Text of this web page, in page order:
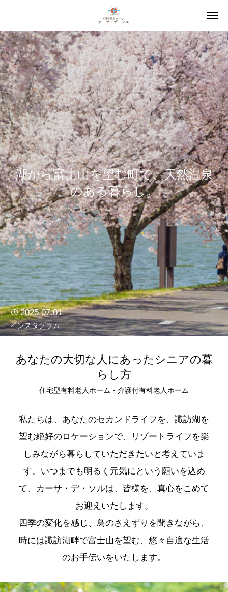
湖から富士山を望む町で、天然温泉
のある暮らし。
2025.07.01
インスタグラム
あなたの大切な人にあったシニアの暮
らし方
住宅型有料老人ホーム・介護付有料老人ホーム
私たちは、あなたのセカンドライフを、諏訪湖を
望む絶好のロケーションで、リゾートライフを楽
しみながら暮らしていただきたいと考えていま
す。いつまでも明るく元気にという願いを込め
て、カーサ・デ・ソルは、皆様を、真心をこめて
お迎えいたします。
四季の変化を感じ、鳥のさえずりを聞きながら、
時には諏訪湖畔で富士山を望む、悠々自適な生活
のお手伝いをいたします。